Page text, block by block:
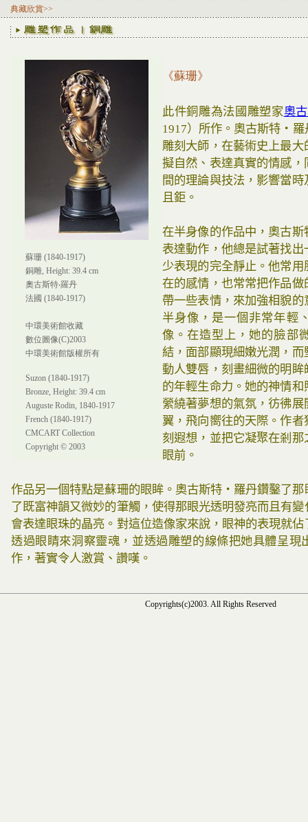
典藏欣賞>>
蘇珊 (1840-1917)
銅雕, Height: 39.4 cm
奧古斯特‧羅丹
法國 (1840-1917)
中環美術館收藏
數位圖像(C)2003
中環美術館版權所有
Suzon (1840-1917)
Bronze, Height: 39.4 cm
Auguste Rodin, 1840-1917
French (1840-1917)
CMCART Collection
Copyright © 2003
《蘇珊》
此件銅雕為法國雕塑家奧
1917）所作。奧古斯特‧羅
雕刻大師，在藝術史上最
擬自然、表達真實的情感
間的理論與技法，影響當
且鉅。
在半身像的作品中，奧古
表達動作，他總是試著找
少表現的完全靜止。他常
在的感情，也常常把作品
帶一些表情，來加強相貌
半身像，是一個非常年輕
像。在造型上，她的臉部
結，面部顯現細嫩光潤，
動人雙唇，刻畫細微的明
的年輕生命力。她的神情
縈繞著夢想的氣氛，彷彿
翼，飛向嚮往的天際。作
刻遐想，並把它凝聚在剎
眼前。
作品另一個特點是蘇珊的眼眸。奧古斯特‧羅丹鑽鑿了那
了既富神韻又微妙的筆觸，使得那眼光透明發亮而且有
會表達眼珠的晶亮。對這位造像家來說，眼神的表現就
透過眼睛來洞察靈魂，並透過雕塑的線條把她具體呈現
作，著實令人激賞、讚嘆。
Copyrights(c)2003. All Rights Reserved